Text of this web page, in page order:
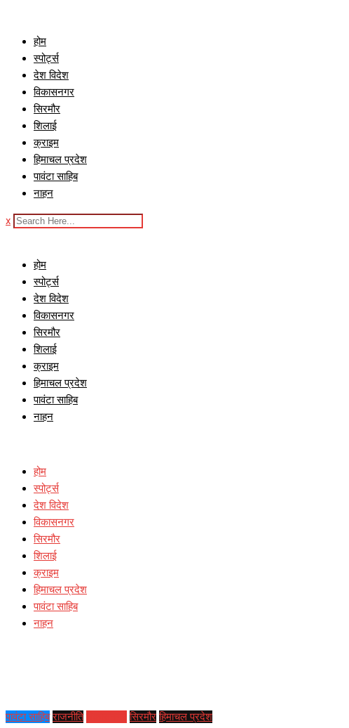
contentहोम
स्पोर्ट्स
देश विदेश
विकासनगर
सिरमौर
शिलाई
क्राइम
हिमाचल प्रदेश
पावंटा साहिब
नाहन
x
होम
स्पोर्ट्स
देश विदेश
विकासनगर
सिरमौर
शिलाई
क्राइम
हिमाचल प्रदेश
पावंटा साहिब
नाहन
होम
स्पोर्ट्स
देश विदेश
विकासनगर
सिरमौर
शिलाई
क्राइम
हिमाचल प्रदेश
पावंटा साहिब
नाहन
पावंटा साहिब राजनीति सिरमौर हिमाचल प्रदेश